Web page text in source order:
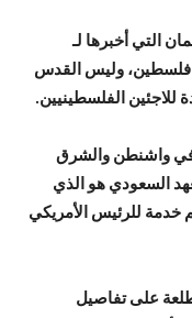
التي أخبرها لـ
وليس القدس
للاجئين الفلسطينيين.
في واشنطن والشرق
السعودي هو الذي
خدمة للرئيس الأمريكي
على تفاصيل